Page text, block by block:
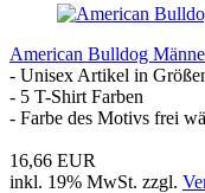
American Bulldog
- Unisex Artikel in
- 5 T-Shirt Farben
- Farbe des Motivs frei
16,66 EUR
inkl. 19% MwSt. zzgl.